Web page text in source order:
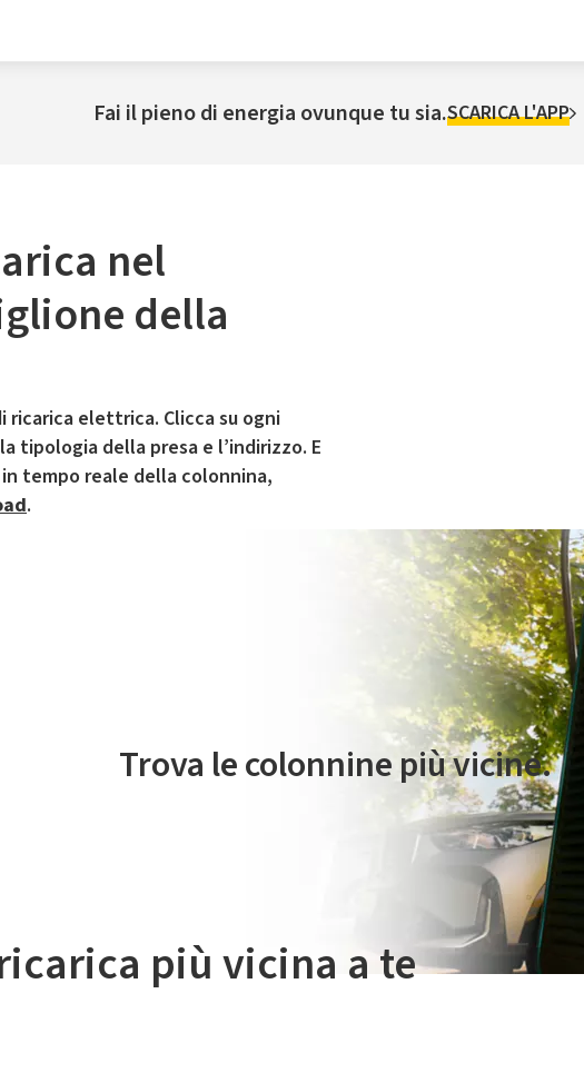
Fai il pieno di energia ovunque tu sia.SCARICA L'APP
nel
della
ricarica elettrica. Clicca su ogni
tipologia della presa e l’indirizzo. E
tempo reale della colonnina,
.
Il servizio di mobilità elettrica è gestito da Plenitude On The Road
Trova le colonnine più vicine.
più vicina a te